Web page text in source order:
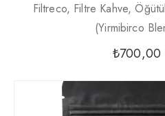
Filtreco, Filtre Kahve,
(yirmibirco
₺700,00